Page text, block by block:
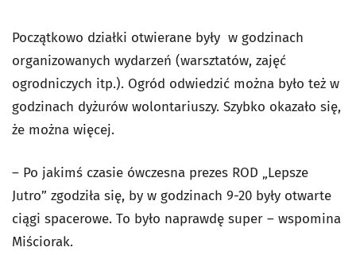
Początkowo działki otwierane były w godzinach
organizowanych wydarzeń (warsztatów, zajęć
ogrodniczych itp.). Ogród odwiedzić można było też w
godzinach dyżurów wolontariuszy. Szybko okazało się,
że można więcej.
– Po jakimś czasie ówczesna prezes ROD „Lepsze
Jutro” zgodziła się, by w godzinach 9-20 były otwarte
ciągi spacerowe. To było naprawdę super – wspomina
Miściorak.